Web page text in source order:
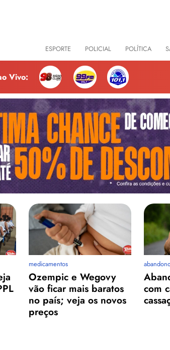
ESPORTE POLICIAL POLÍTICA
Vivo:
medicamentos
Ozempic e Wegovy
vão ficar mais baratos
no país; veja os novos
preços
com